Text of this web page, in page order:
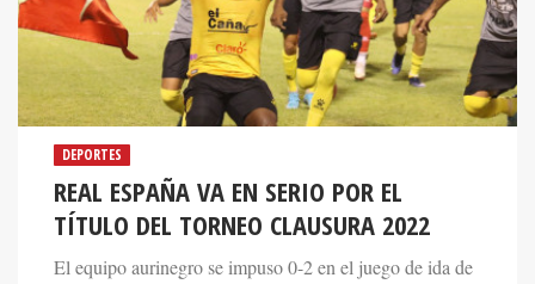
DEPORTES
REAL ESPAÑA VA EN SERIO POR EL
TÍTULO DEL TORNEO CLAUSURA 2022
El equipo aurinegro se impuso 0-2 en el juego de ida de